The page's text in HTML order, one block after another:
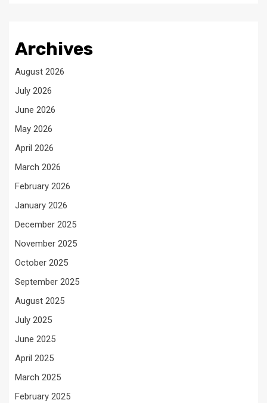
Archives
August 2026
July 2026
June 2026
May 2026
April 2026
March 2026
February 2026
January 2026
December 2025
November 2025
October 2025
September 2025
August 2025
July 2025
June 2025
April 2025
March 2025
February 2025